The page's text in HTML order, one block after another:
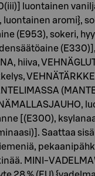
luontainen
luontainen aromi},
(E953), sokeri,
hiiva,
[(E300),
Saattaa
MINI-